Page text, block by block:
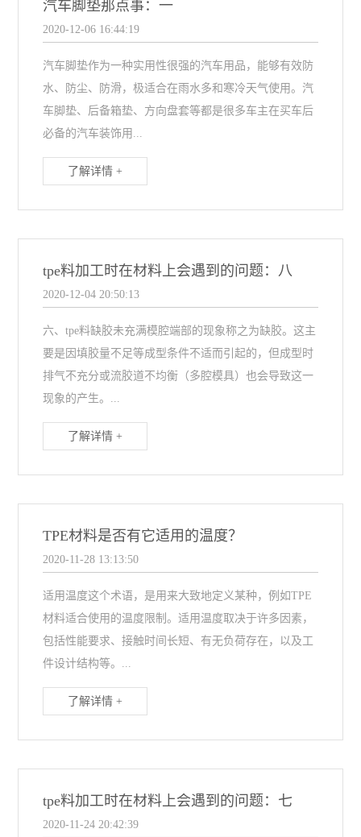
汽车脚垫那点事：一
2020-12-06 16:44:19
汽车脚垫作为一种实用性很强的汽车用品，能够有效防
水、防尘、防滑，极适合在雨水多和寒冷天气使用。汽
车脚垫、后备箱垫、方向盘套等都是很多车主在买车后
必备的汽车装饰用...
了解详情 +
tpe料加工时在材料上会遇到的问题：八
2020-12-04 20:50:13
六、tpe料缺胶未充满模腔端部的现象称之为缺胶。这主
要是因填胶量不足等成型条件不适而引起的，但成型时
排气不充分或流胶道不均衡（多腔模具）也会导致这一
现象的产生。...
了解详情 +
TPE材料是否有它适用的温度？
2020-11-28 13:13:50
适用温度这个术语，是用来大致地定义某种，例如TPE
材料适合使用的温度限制。适用温度取决于许多因素，
包括性能要求、接触时间长短、有无负荷存在，以及工
件设计结构等。...
了解详情 +
tpe料加工时在材料上会遇到的问题：七
2020-11-24 20:42:39